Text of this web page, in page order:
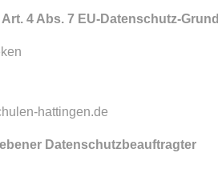
4 Abs. 7 EU-Datenschutz-
hattingen.de
Datenschutzbeauftragter